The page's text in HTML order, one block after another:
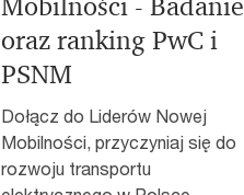
Mobilności - Badanie
oraz ranking PwC i
PSNM
Dołącz do Liderów Nowej
Mobilności, przyczyniaj się do
rozwoju transportu